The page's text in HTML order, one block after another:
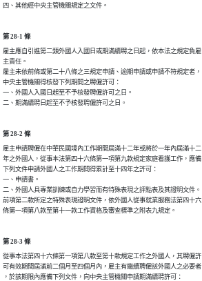
四、其他經中央主管機關規定之文件。
第 28-1 條
雇主應自引進第二類外國人入國日或期滿續聘之日起，依本法之規定負雇
主責任。
雇主未依前條或第二十八條之三規定申請、逾期申請或申請不符規定者，
中央主管機關得核發下列期間之聘僱許可：
一、外國人入國日起至不予核發聘僱許可之日。
二、期滿續聘日起至不予核發聘僱許可之日。
第 28-2 條
雇主申請聘僱在中華民國境內工作期間屆滿十二年或將於一年內屆滿十二
年之外國人，從事本法第四十六條第一項第九款規定家庭看護工作，應備
下列文件申請外國人之工作期間得累計至十四年之許可：
一、申請書。
二、外國人具專業訓練或自力學習而有特殊表現之評點表及其證明文件。
前項第二款所定之特殊表現證明文件，依外國人從事就業服務法第四十六
條第一項第八款至第十一款工作資格及審查標準之附表九規定。
第 28-3 條
從事本法第四十六條第一項第八款至第十款規定工作之外國人，其聘僱許
可有效期間屆滿前二個月至四個月內，雇主有繼續聘僱該外國人之必要者
，於該期限內應備下列文件，向中央主管機關申請期滿續聘許可：